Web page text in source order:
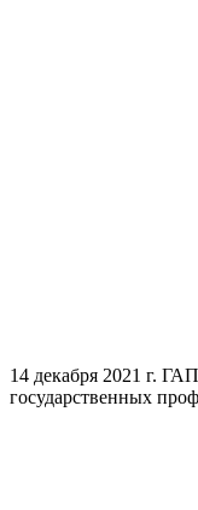
14 декабря 2021 г.
государственных